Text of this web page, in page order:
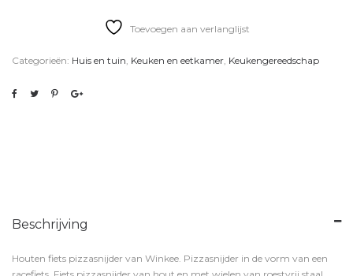
Toevoegen aan verlanglijst
Categorieën: Huis en tuin, Keuken en eetkamer, Keukengereedschap
Beschrijving
Houten fiets pizzasnijder van Winkee. Pizzasnijder in de vorm van een